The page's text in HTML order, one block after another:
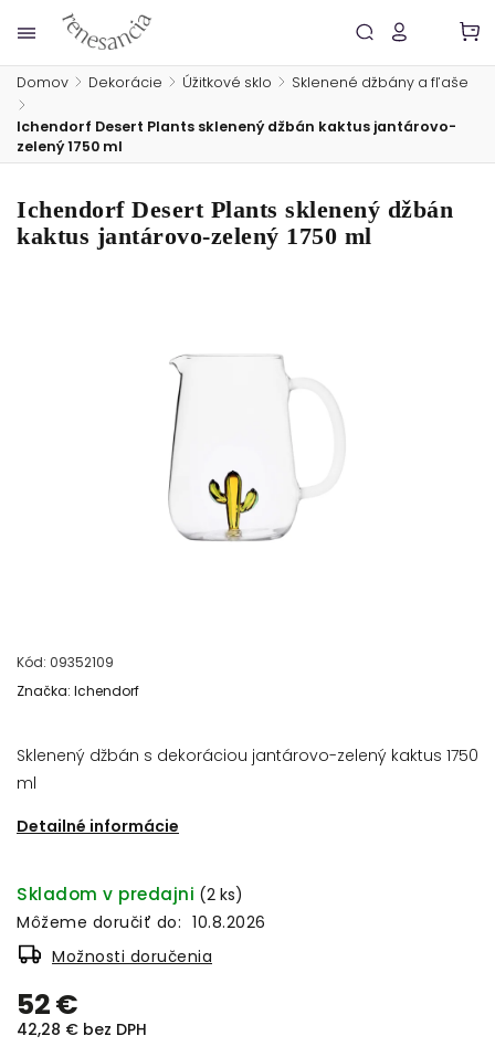
Domov / Dekorácie / Úžitkové sklo / Sklenené džbány a fľaše
/
Ichendorf Desert Plants sklenený džbán kaktus jantárovo-
zelený 1750 ml
Ichendorf Desert Plants sklenený džbán
kaktus jantárovo-zelený 1750 ml
Kód: 09352109
Sklenený džbán s dekoráciou jantárovo-zelený kaktus 1750
ml
Detailné informácie
Značka: Ichendorf
52 €
42,28 € bez DPH
Skladom v predajni (2 ks)
Môžeme doručiť do: 10.8.2026
Možnosti doručenia